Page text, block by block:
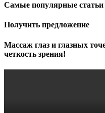
Самые популярные статьи
Получить предложение
Массаж глаз и глазных
четкость зрения!